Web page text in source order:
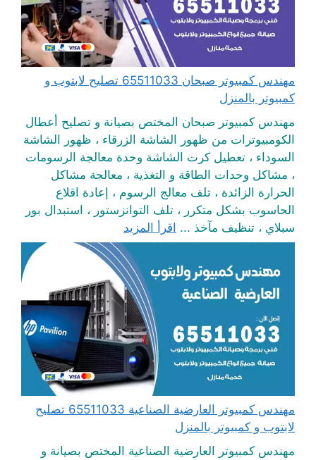
مهندس كمبيوتر صبحان 65511033 تصليح لابتوب و
كمبيوتر بالمنزل
مهندس كمبيوتر صبحان المختص بصيانة و تصليح أعطال
الكومبيوترات من ظهور الشاشة الزرقاء ، ظهور الشاشة
السوداء ، تعطيل كرت الشاشة وحدة معالجة الرسومات
، مشاكل وحدات الطاقة و التغذية ، معالجة مشاكل
الحرارة الزائدة ، تلف معالج الرسوم ، إعادة اقلاع
الحاسوب بشكل متكرر ، تلف التوانزستور ، استبدال بور
سبلاي ، تنظيف مآخذ ... اقرأ المزيد
مهندس كمبيوتر العارضية الصناعية 65511033 تصليح
لابتوب و كمبيوتر بالمنزل
مهندس كمبيوتر العارضية الصناعية المختص بصيانة و